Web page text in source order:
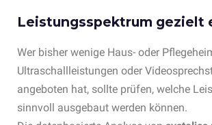
Leistungsspektrum gezielt
Wer bisher wenige Haus- oder
Ultraschallleistungen oder
angeboten hat, sollte prüfen, welche
sinnvoll ausgebaut werden können.